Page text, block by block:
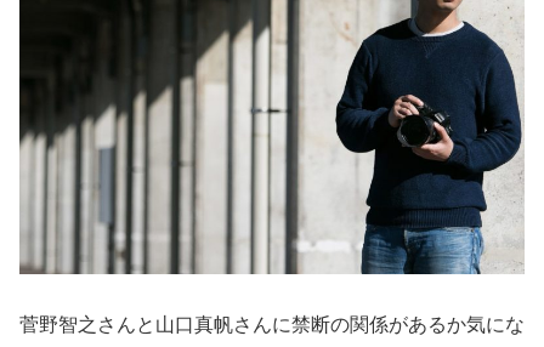
菅野智之さんと山口真帆さんに禁断の関係があるか気にな